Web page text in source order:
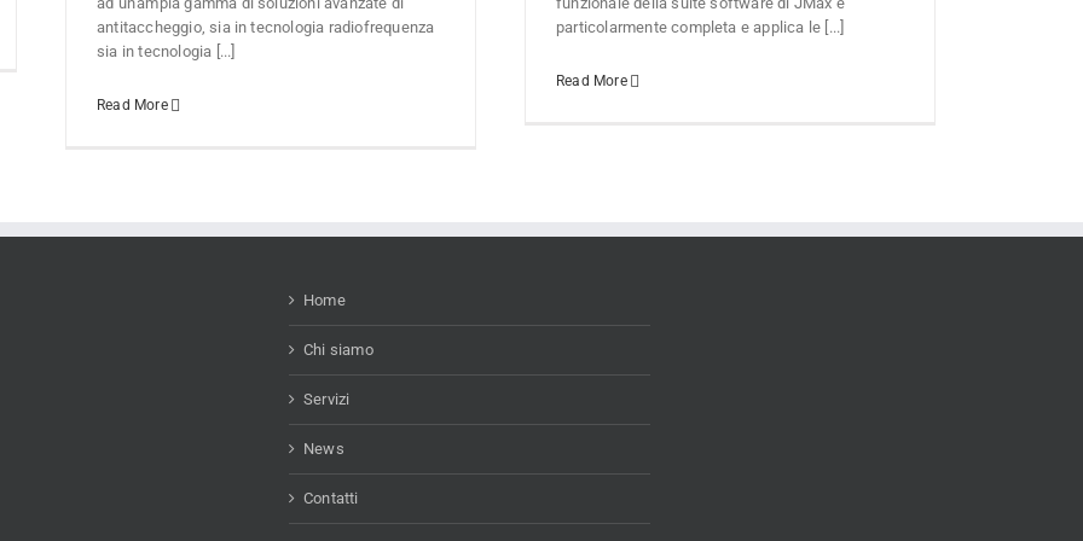
antitaccheggio, sia in tecnologia radiofrequenza
sia in tecnologia [...]
Read More
particolarmente completa e applica le [...]
Read More
Home
Chi siamo
Servizi
News
Contatti